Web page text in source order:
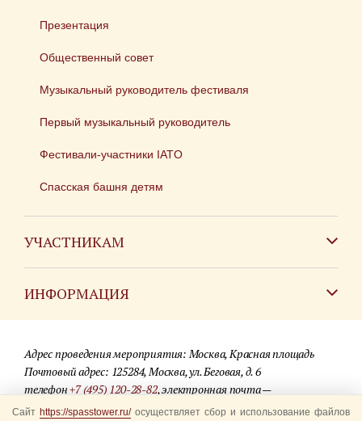
Презентация
Общественный совет
Музыкальный руководитель фестиваля
Первый музыкальный руководитель
Фестивали-участники IATO
Спасская башня детям
УЧАСТНИКАМ
ИНФОРМАЦИЯ
Для СМИ
Где купить билеты
Адрес проведения мероприятия: Москва, Красная площадь
Почтовый адрес: 125284, Москва, ул. Беговая, д. 6
телефон+7 (495) 120-28-82, электронная почта —
info@spasstower.ru
Сайт https://spasstower.ru/осуществляет сбор и использование файлов